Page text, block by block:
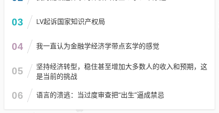
03 LV起诉国家知识产权局
04 我一直认为金融学经济学带点玄学的感觉
05
坚持经济转型，稳住甚至增加大多数人的收入和预期，这
是当前的挑战
06 语言的溃逃：当过度审查把“出生”逼成禁忌